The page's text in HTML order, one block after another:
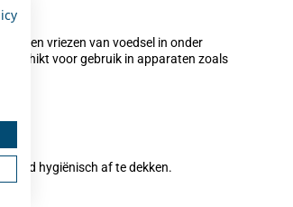
en vriezen van voedsel in onder
voor gebruik in apparaten zoals
hygiënisch af te dekken.